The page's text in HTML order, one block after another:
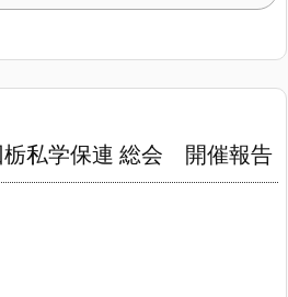
私学保連 総会 開催報告